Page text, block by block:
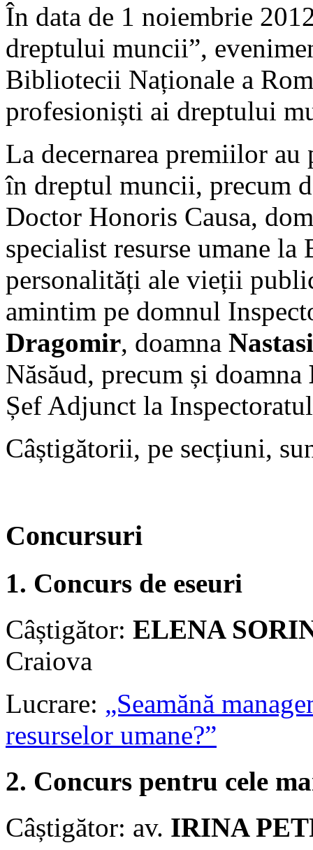
În data de 1 noiembrie
dreptului muncii”,
Bibliotecii Naționale a
profesioniști ai dreptului
La decernarea premiilor
în dreptul muncii, precum
Doctor Honoris Causa,
specialist resurse umane
personalități ale vieții
amintim pe domnul
Dragomir, doamna
Năsăud, precum și doamna
Șef Adjunct la
Câștigătorii, pe secțiuni,
Concursuri
1. Concurs de eseuri
Câștigător: ELENA
Craiova
Lucrare: „Seamănă
resurselor umane?”
2. Concurs pentru cele
Câștigător: av. IRINA